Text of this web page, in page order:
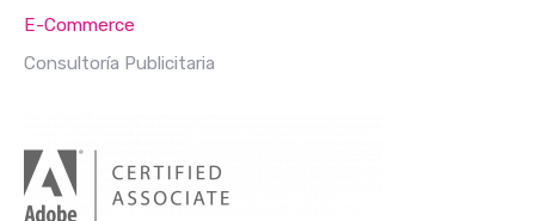
E-Commerce
Consultoría Publicitaria